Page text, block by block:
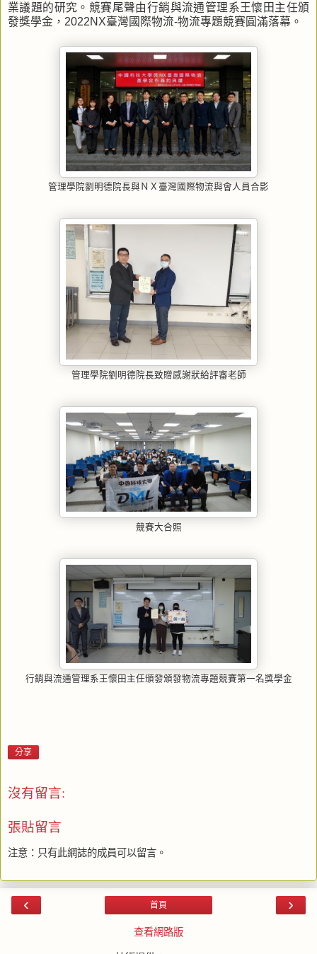
業議題的研究。競賽尾聲由行銷與流通管理系王懷田主任頒
發獎學金，2022NX臺灣國際物流-物流專題競賽圓滿落幕。
管理學院劉明德院長與ＮＸ臺灣國際物流與會人員合影
管理學院劉明德院長致贈感謝狀給評審老師
競賽大合照
行銷與流通管理系王懷田主任頒發頒發物流專題競賽第一名獎學金
分享
沒有留言:
張貼留言
注意：只有此網誌的成員可以留言。
‹ ›
首頁
查看網路版